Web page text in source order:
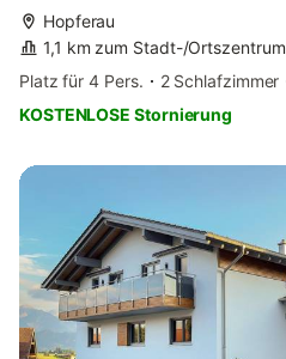
Hopferau
1,1 km zum Stadt-/Ortszentrum
Platz für 4 Pers.
2 Schlafzimmer
KOSTENLOSE Stornierung